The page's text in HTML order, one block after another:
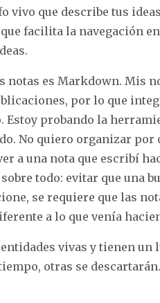
vivo que describe tus
facilita la navegación
notas es Markdown. Mis
por lo que
probando la
No quiero organizar por
a una nota que escribí
todo: evitar que una
se requiere que las
a lo que venía
vivas y tienen un
otras se